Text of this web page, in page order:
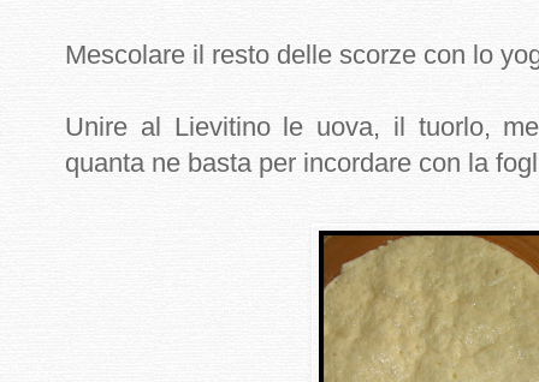
Mescolare il resto delle scorze con lo
Unire al Lievitino le uova, il tuorlo,
quanta ne basta per incordare con la